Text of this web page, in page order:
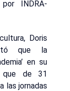
INDRA-
Doris
que la
en su
que de 31
las jornadas